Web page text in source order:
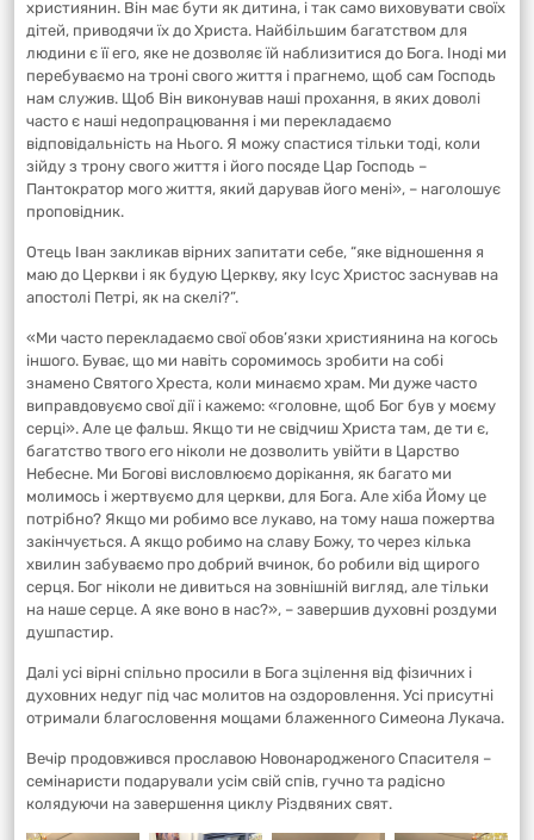
християнин. Він має бути як дитина, і так само виховувати своїх
дітей, приводячи їх до Христа. Найбільшим багатством для
людини є її его, яке не дозволяє їй наблизитися до Бога. Іноді ми
перебуваємо на троні свого життя і прагнемо, щоб сам Господь
нам служив. Щоб Він виконував наші прохання, в яких доволі
часто є наші недопрацювання і ми перекладаємо
відповідальність на Нього. Я можу спастися тільки тоді, коли
зійду з трону свого життя і його посяде Цар Господь –
Пантократор мого життя, який дарував його мені», – наголошує
проповідник.
Отець Іван закликав вірних запитати себе, “яке відношення я
маю до Церкви і як будую Церкву, яку Ісус Христос заснував на
апостолі Петрі, як на скелі?”.
«Ми часто перекладаємо свої обов’язки християнина на когось
іншого. Буває, що ми навіть соромимось зробити на собі
знамено Святого Хреста, коли минаємо храм. Ми дуже часто
виправдовуємо свої дії і кажемо: «головне, щоб Бог був у моєму
серці». Але це фальш. Якщо ти не свідчиш Христа там, де ти є,
багатство твого его ніколи не дозволить увійти в Царство
Небесне. Ми Богові висловлюємо дорікання, як багато ми
молимось і жертвуємо для церкви, для Бога. Але хіба Йому це
потрібно? Якщо ми робимо все лукаво, на тому наша пожертва
закінчується. А якщо робимо на славу Божу, то через кілька
хвилин забуваємо про добрий вчинок, бо робили від щирого
серця. Бог ніколи не дивиться на зовнішній вигляд, але тільки
на наше серце. А яке воно в нас?», – завершив духовні роздуми
душпастир.
Далі усі вірні спільно просили в Бога зцілення від фізичних і
духовних недуг під час молитов на оздоровлення. Усі присутні
отримали благословення мощами блаженного Симеона Лукача.
Вечір продовжився прославою Новонародженого Спасителя –
семінаристи подарували усім свій спів, гучно та радісно
колядуючи на завершення циклу Різдвяних свят.